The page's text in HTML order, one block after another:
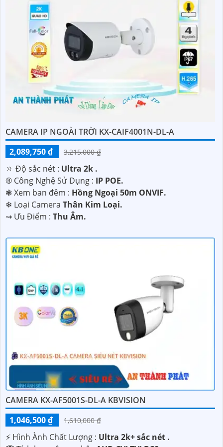
quản lý dự án của bạn.
CAMERA IP NGOÀI TRỜI KX-CAIF4001N-DL-A
2,089,750 ₫
3,215,000 ₫
🔅 Độ sắc nét : Ultra 2k .
®️ Công Nghệ Sử Dụng : IP POE.
❃ Xem ban đêm : Hồng Ngoại 50m ONVIF.
❄ Loại Camera Thân Kim Loại.
️⇝ Ưu Điểm : Thu Âm.
CAMERA KX-AF5001S-DL-A KBVISION
1,046,500 ₫
1,610,000 ₫
️⚡ Hình Ành Chất Lượng : Ultra 2k+ sắc nét .